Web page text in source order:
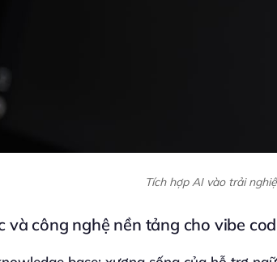
Tích hợp AI vào trải
và công nghệ nền tảng cho vibe